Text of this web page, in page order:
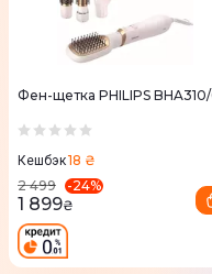
Фен-щетка PHILIPS
Кешбэк18 ₴
2 499
-24%
1 899₴